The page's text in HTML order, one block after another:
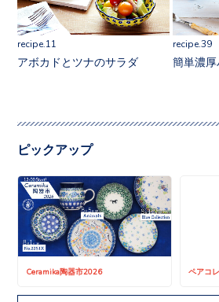
recipe.11
アボカドとツナのサラダ
recipe.39
簡単濃厚
ピックアップ
Ceramika陶器市2026 ペアコ